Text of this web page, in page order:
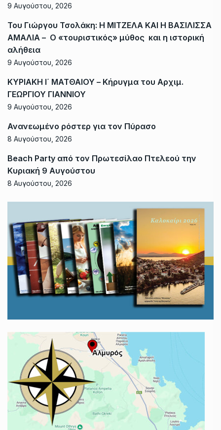
9 Αυγούστου, 2026
Του Γιώργου Τσολάκη: Η ΜΙΤΖΕΛΑ ΚΑΙ Η ΒΑΣΙΛΙΣΣΑ
ΑΜΑΛΙΑ – Ο «τουριστικός» μύθος και η ιστορική
αλήθεια
9 Αυγούστου, 2026
ΚΥΡΙΑΚΗ Ι΄ ΜΑΤΘΑΙΟΥ – Κήρυγμα του Αρχιμ.
ΓΕΩΡΓΙΟΥ ΓΙΑΝΝΙΟΥ
9 Αυγούστου, 2026
Ανανεωμένο ρόστερ για τον Πύρασο
8 Αυγούστου, 2026
Beach Party από τον Πρωτεσίλαο Πτελεού την
Κυριακή 9 Αυγούστου
8 Αυγούστου, 2026